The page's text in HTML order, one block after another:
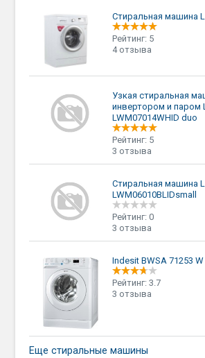
Стиральная машина
Рейтинг: 5
4 отзыва
Узкая стиральная
инвертором и паром
LWM07014WHID duo
Рейтинг: 5
3 отзыва
Стиральная машина
LWM06010BLIDsmall
Рейтинг: 0
3 отзыва
Indesit BWSA 71253 W
Рейтинг: 3.7
3 отзыва
Еще стиральные машины